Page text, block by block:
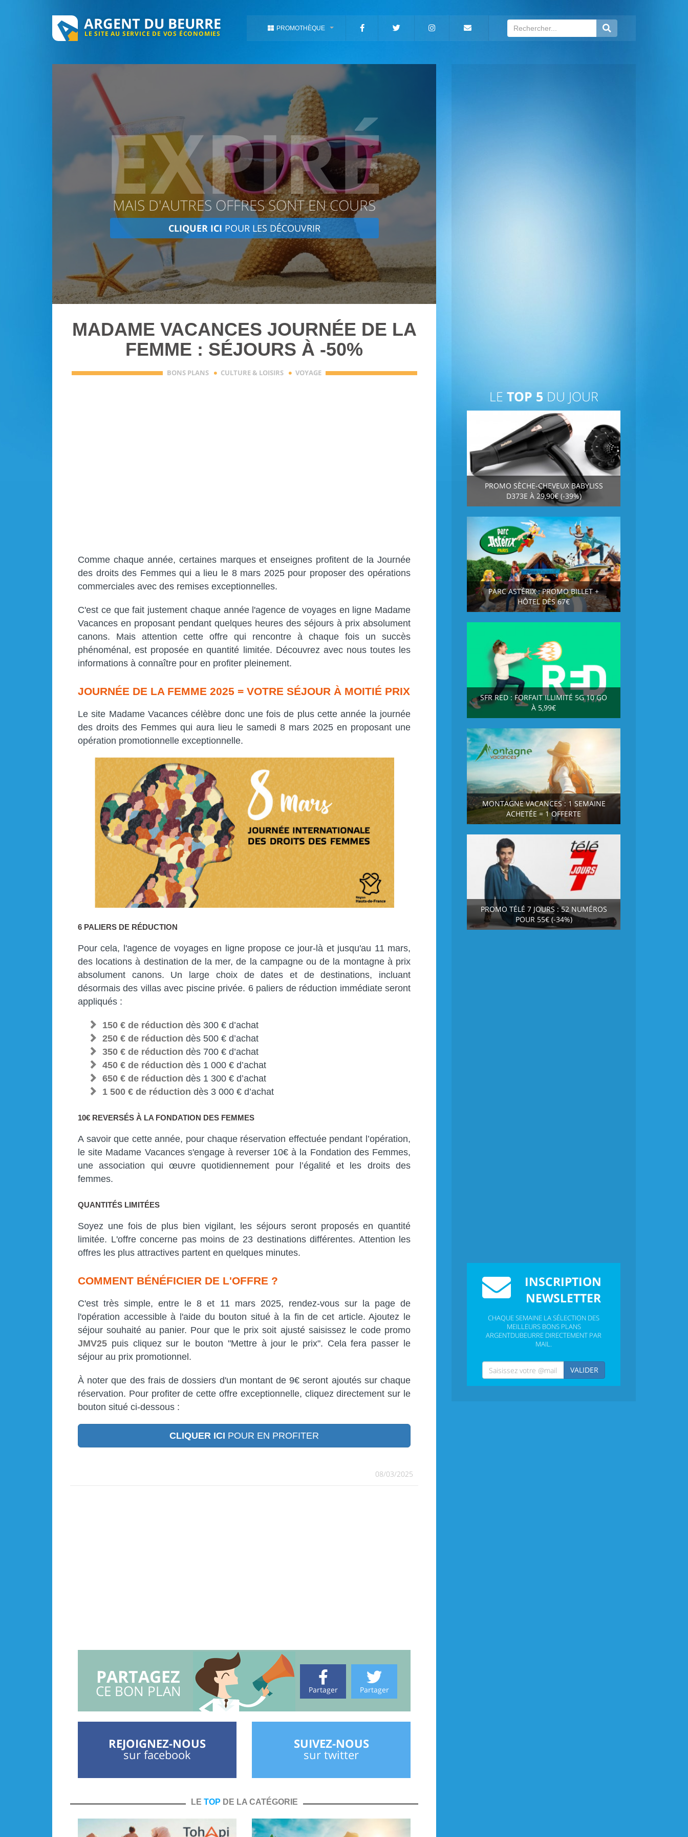
ARGENT DU BEURRE
LE SITE AU SERVICE DE VOS ÉCONOMIES
PROMOTHÈQUE
EXPIRÉ
MAIS D'AUTRES OFFRES SONT EN COURS
CLIQUER ICI POUR LES DÉCOUVRIR
MADAME VACANCES JOURNÉE DE LA
FEMME : SÉJOURS À -50%
BONS PLANS · CULTURE & LOISIRS · VOYAGE
Comme chaque année, certaines marques et enseignes profitent de la Journée
des droits des Femmes qui a lieu le 8 mars 2025 pour proposer des opérations
commerciales avec des remises exceptionnelles.
C'est ce que fait justement chaque année l'agence de voyages en ligne Madame
Vacances en proposant pendant quelques heures des séjours à prix absolument
canons. Mais attention cette offre qui rencontre à chaque fois un succès
phénoménal, est proposée en quantité limitée. Découvrez avec nous toutes les
informations à connaître pour en profiter pleinement.
JOURNÉE DE LA FEMME 2025 = VOTRE SÉJOUR À MOITIÉ PRIX
Le site Madame Vacances célèbre donc une fois de plus cette année la journée
des droits des Femmes qui aura lieu le samedi 8 mars 2025 en proposant une
opération promotionnelle exceptionnelle.
6 PALIERS DE RÉDUCTION
Pour cela, l'agence de voyages en ligne propose ce jour-là et jusqu'au 11 mars,
des locations à destination de la mer, de la campagne ou de la montagne à prix
absolument canons. Un large choix de dates et de destinations, incluant
désormais des villas avec piscine privée. 6 paliers de réduction immédiate seront
appliqués :
150 € de réduction dès 300 € d’achat
250 € de réduction dès 500 € d’achat
350 € de réduction dès 700 € d’achat
450 € de réduction dès 1 000 € d’achat
650 € de réduction dès 1 300 € d’achat
1 500 € de réduction dès 3 000 € d’achat
10€ REVERSÉS À LA FONDATION DES FEMMES
A savoir que cette année, pour chaque réservation effectuée pendant l’opération,
le site Madame Vacances s'engage à reverser 10€ à la Fondation des Femmes,
une association qui œuvre quotidiennement pour l’égalité et les droits des
femmes.
QUANTITÉS LIMITÉES
Soyez une fois de plus bien vigilant, les séjours seront proposés en quantité
limitée. L'offre concerne pas moins de 23 destinations différentes. Attention les
offres les plus attractives partent en quelques minutes.
COMMENT BÉNÉFICIER DE L'OFFRE ?
C'est très simple, entre le 8 et 11 mars 2025, rendez-vous sur la page de
l'opération accessible à l'aide du bouton situé à la fin de cet article. Ajoutez le
séjour souhaité au panier. Pour que le prix soit ajusté saisissez le code promo
JMV25 puis cliquez sur le bouton "Mettre à jour le prix". Cela fera passer le
séjour au prix promotionnel.
À noter que des frais de dossiers d'un montant de 9€ seront ajoutés sur chaque
réservation. Pour profiter de cette offre exceptionnelle, cliquez directement sur le
bouton situé ci-dessous :
CLIQUER ICI POUR EN PROFITER
08/03/2025
PARTAGEZ
CE BON PLAN Partager
Partager
REJOIGNEZ-NOUS
sur facebook
SUIVEZ-NOUS
sur twitter
LE TOP DE LA CATÉGORIE
LE TOP 5 DU JOUR
PROMO SÈCHE-CHEVEUX BABYLISS
D373E À 29,90€ (-39%)
PARC ASTÉRIX : PROMO BILLET +
HÔTEL DÈS 67€
SFR RED : FORFAIT ILLIMITÉ 5G 10 GO
À 5,99€
MONTAGNE VACANCES : 1 SEMAINE
ACHETÉE = 1 OFFERTE
PROMO TÉLÉ 7 JOURS : 52 NUMÉROS
POUR 55€ (-34%)
INSCRIPTION
NEWSLETTER
CHAQUE SEMAINE LA SÉLECTION DES
MEILLEURS BONS PLANS
ARGENTDUBEURRE DIRECTEMENT PAR
MAIL.
VALIDER